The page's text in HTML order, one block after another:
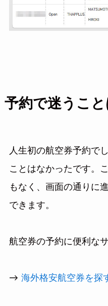
予約で迷うこ
人生初の航空券予約で
ことはなかったです。
もなく、画面の通りに
できます。
航空券の予約に便利な
→ 海外格安航空券を探